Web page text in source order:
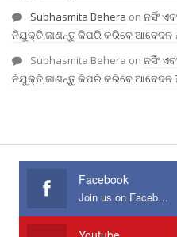
Subhasmita Behera on ନର୍ସିଂ
ନିଯୁକ୍ତି,ଜାଣନ୍ତୁ କିପରି କରିବେ ଆବେଦନ
Subhasmita Behera on ନର୍ସିଂ
ନିଯୁକ୍ତି,ଜାଣନ୍ତୁ କିପରି କରିବେ ଆବେଦନ
Facebook
Join us on Facebook